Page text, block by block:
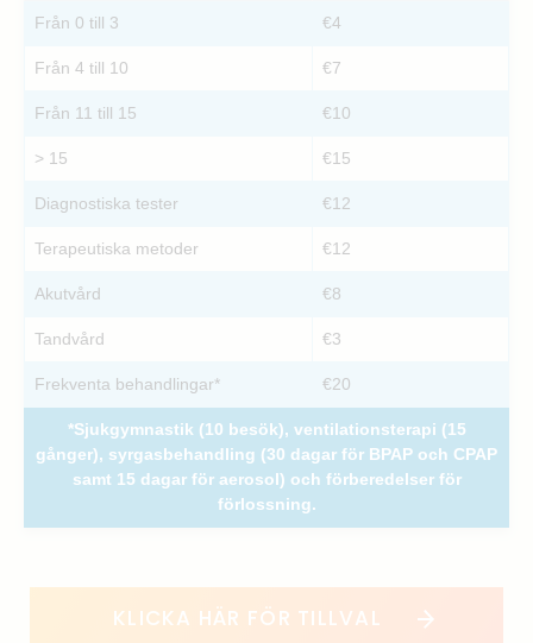
Från 0 till 3 €4
Från 4 till 10 €7
Från 11 till 15 €10
> 15 €15
Diagnostiska tester €12
Terapeutiska metoder €12
Akutvård €8
Tandvård €3
Frekventa behandlingar* €20
*Sjukgymnastik (10 besök), ventilationsterapi (15
gånger), syrgasbehandling (30 dagar för BPAP och CPAP
samt 15 dagar för aerosol) och förberedelser för
förlossning.
KLICKA HÄR FÖR TILLVAL